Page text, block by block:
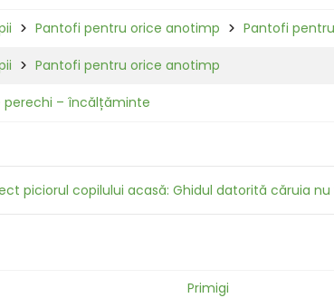
Pantofi pentru orice anotimp Pantofi
Pantofi pentru orice anotimp
perechi – încălțăminte
piciorul copilului acasă: Ghidul datorită căruia
Primigi